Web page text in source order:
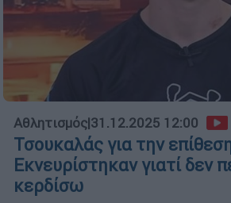
Αθλητισμός|31.12.2025 12:00
Τσουκαλάς για την
Εκνευρίστηκαν γιατί δεν
κερδίσω